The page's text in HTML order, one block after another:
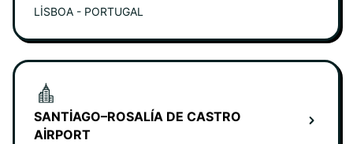
LISBOA - PORTUGAL
SANTIAGO–ROSALÍA DE CASTRO
AIRPORT